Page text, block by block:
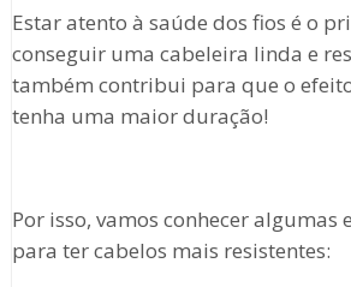
Estar atento à saúde dos fios é o
conseguir uma cabeleira linda e
também contribui para que o
tenha uma maior duração!
Por isso, vamos conhecer algumas
para ter cabelos mais resistentes: